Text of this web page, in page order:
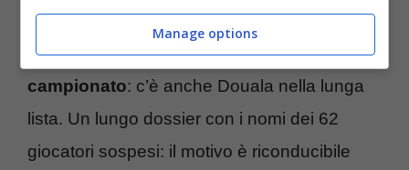
per doppia identità e non potranno
scendere in campo nella fase finale del
campionato: c’è anche Douala nella lunga
lista. Un lungo dossier con i nomi dei 62
giocatori sospesi: il motivo è riconducibile
Manage options